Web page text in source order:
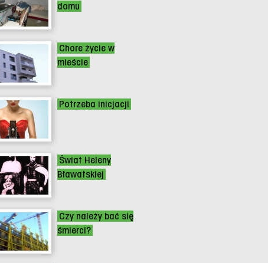
domu
Chore życie w
mieście
Potrzeba inicjacji
Świat Heleny
Bławatskiej
Czy należy bać się
śmierci?